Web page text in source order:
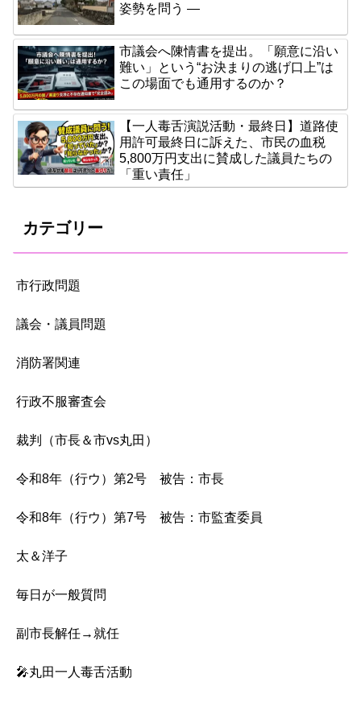
姿勢を問う ―
市議会へ陳情書を提出。「願意に沿い
難い」という“お決まりの逃げ口上”は
この場面でも通用するのか？
【一人毒舌演説活動・最終日】道路使
用許可最終日に訴えた、市民の血税
5,800万円支出に賛成した議員たちの
「重い責任」
カテゴリー
市行政問題
議会・議員問題
消防署関連
行政不服審査会
裁判（市長＆市vs丸田）
令和8年（行ウ）第2号 被告：市長
令和8年（行ウ）第7号 被告：市監査委員
太＆洋子
毎日が一般質問
副市長解任→就任
🎤丸田一人毒舌活動